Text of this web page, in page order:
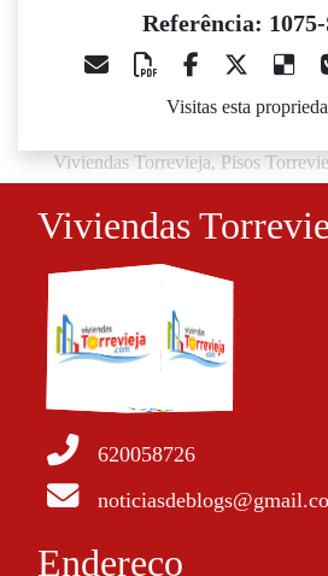
Referência:
Visitas esta
Viviendas Torrevieja, Pisos
Viviendas
620058726
Endereço